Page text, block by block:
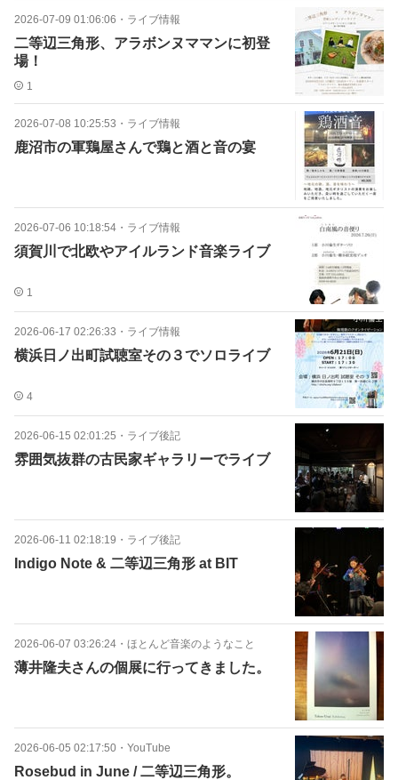
2026-07-09 01:06:06 ・ ライブ情報
二等辺三角形、アラボンヌママンに初登
場！
1
2026-07-08 10:25:53 ・ ライブ情報
鹿沼市の軍鶏屋さんで鶏と酒と音の宴
2026-07-06 10:18:54 ・ ライブ情報
須賀川で北欧やアイルランド音楽ライブ
1
2026-06-17 02:26:33 ・ ライブ情報
横浜日ノ出町試聴室その３でソロライブ
4
2026-06-15 02:01:25 ・ ライブ後記
雰囲気抜群の古民家ギャラリーでライブ
2026-06-11 02:18:19 ・ ライブ後記
Indigo Note & 二等辺三角形 at BIT
2026-06-07 03:26:24 ・ ほとんど音楽のようなこと
薄井隆夫さんの個展に行ってきました。
2026-06-05 02:17:50 ・ YouTube
Rosebud in June / 二等辺三角形。